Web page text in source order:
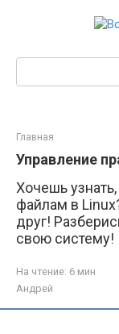
Главная
Управление
Хочешь
файлам в
друг!
свою систему!
На чтение: 6 мин
Андрей